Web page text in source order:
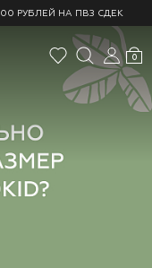
РУБЛЕЙ НА ПВЗ СДЕК
0